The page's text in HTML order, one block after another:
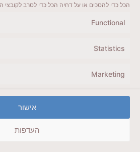
הכל כדי להסכים או על דחיה הכל כדי לסרב לקובצי
Functional
Statistics
Marketing
אישור
העדפות
לשליחת הודעת וואטסאפ
veyatsati.laolam@gmail.com
מדיניות פרטיות // תנאי